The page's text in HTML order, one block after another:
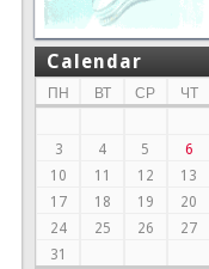
Calendar
ПН ВТ СР ЧТ
3
4 5 6
10
11 12 13
17
18 19 20
24
25 26 27
31